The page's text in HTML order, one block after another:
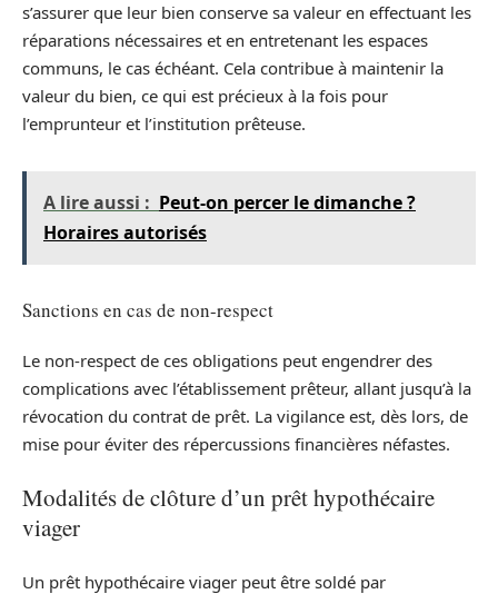
s’assurer que leur bien conserve sa valeur en effectuant les
réparations nécessaires et en entretenant les espaces
communs, le cas échéant. Cela contribue à maintenir la
valeur du bien, ce qui est précieux à la fois pour
l’emprunteur et l’institution prêteuse.
A lire aussi : Peut-on percer le dimanche ?
Horaires autorisés
Sanctions en cas de non-respect
Le non-respect de ces obligations peut engendrer des
complications avec l’établissement prêteur, allant jusqu’à la
révocation du contrat de prêt. La vigilance est, dès lors, de
mise pour éviter des répercussions financières néfastes.
Modalités de clôture d’un prêt hypothécaire
viager
Un prêt hypothécaire viager peut être soldé par